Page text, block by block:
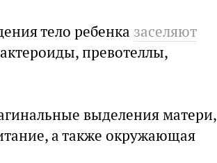
тело ребенка заселяют
превотеллы,
выделения матери,
а также окружающая